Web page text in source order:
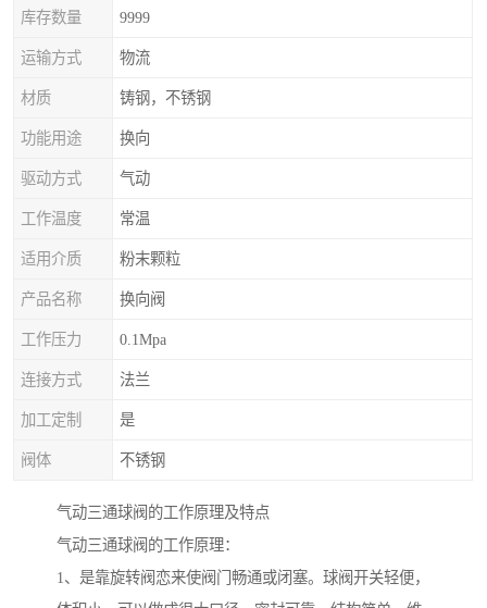
库存数量 9999
运输方式 物流
材质 铸钢，不锈钢
功能用途 换向
驱动方式 气动
工作温度 常温
适用介质 粉末颗粒
产品名称 换向阀
工作压力 0.1Mpa
连接方式 法兰
加工定制 是
阀体 不锈钢
气动三通球阀的工作原理及特点
气动三通球阀的工作原理：
1、是靠旋转阀恋来使阀门畅通或闭塞。球阀开关轻便，